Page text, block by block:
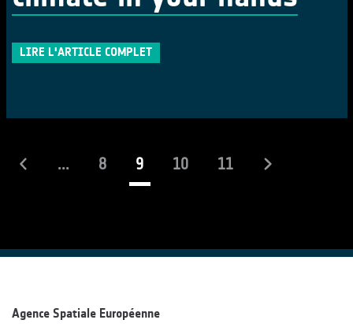
LIRE L'ARTICLE COMPLET
... 8 9(actuel)
10 11
Agence Spatiale Européenne